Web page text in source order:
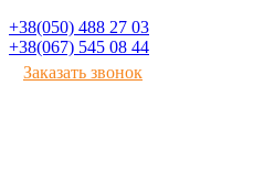
+38(050) 488 27 03
+38(067) 545 08 44
Заказать звонок